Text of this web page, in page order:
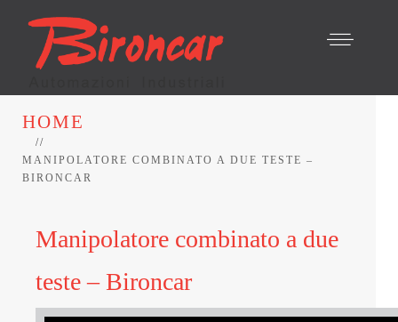
HOME
MANIPOLATORE COMBINATO A DUE TESTE –
BIRONCAR
Manipolatore combinato a due
teste – Bironcar